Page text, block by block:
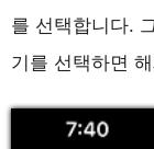
를 선택합니다.
기를 선택하면